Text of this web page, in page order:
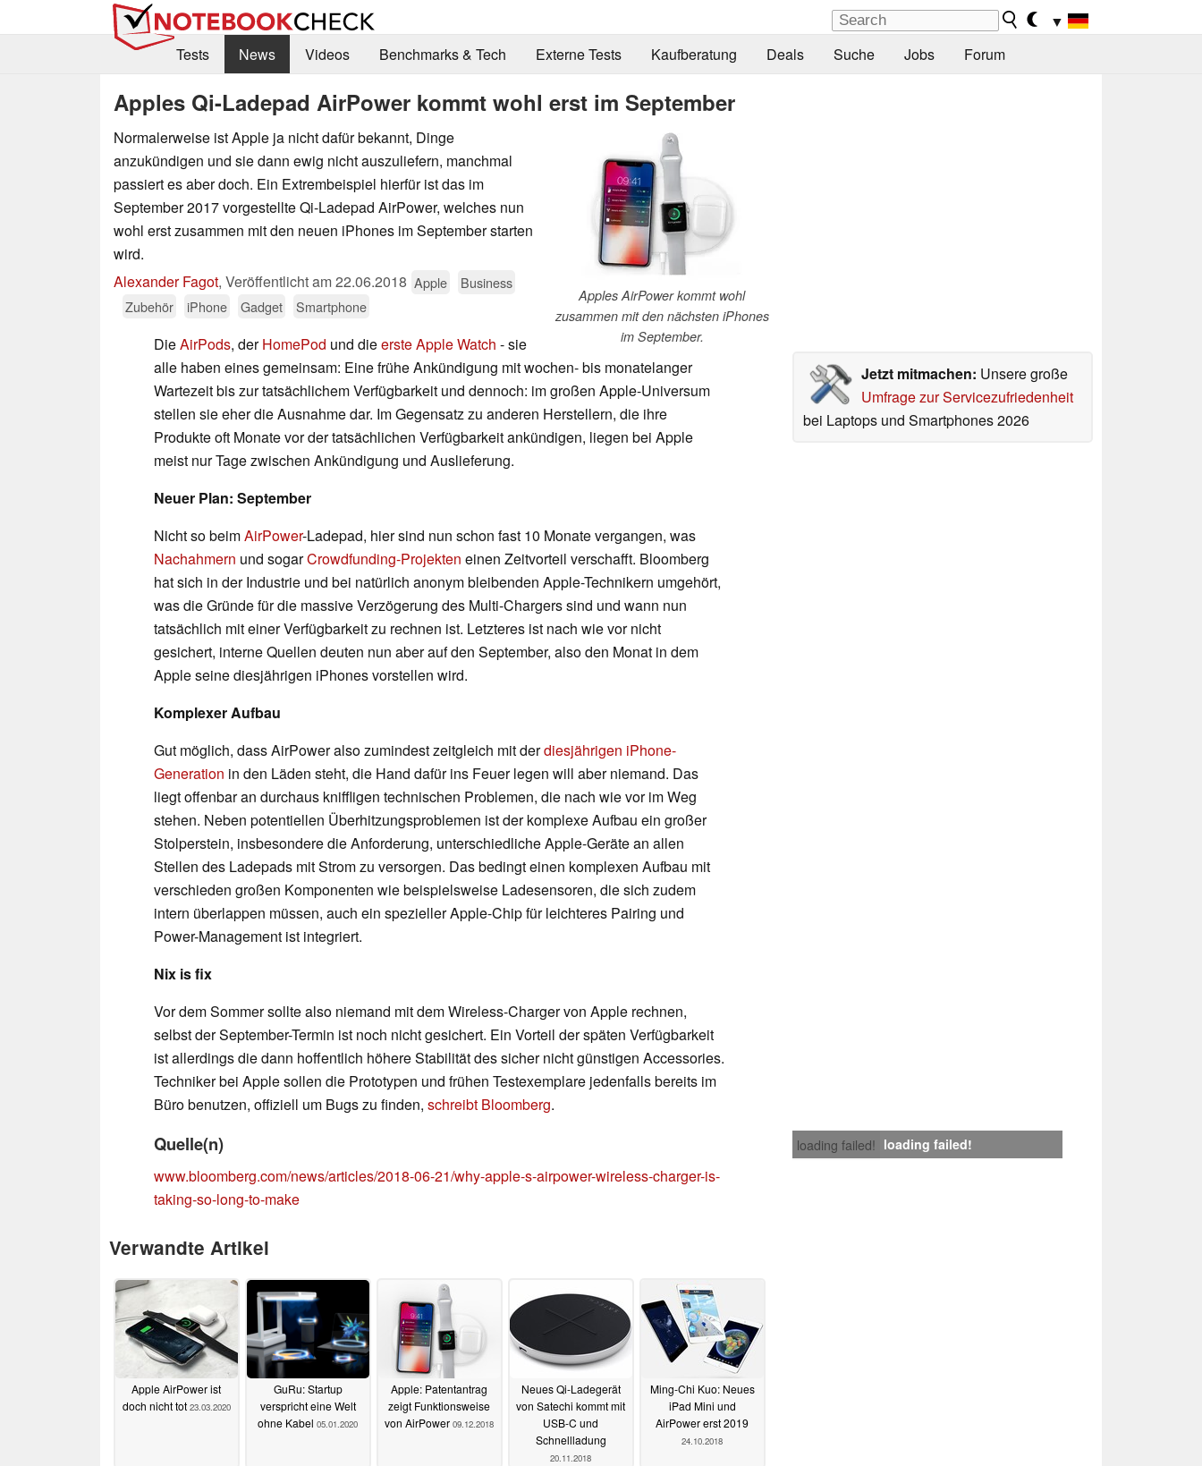
▼
Tests
News Videos Benchmarks & Tech Externe Tests Kaufberatung Deals Suche Jobs Forum
Apples Qi-Ladepad AirPower kommt wohl erst im September
Apples AirPower kommt wohl
zusammen mit den nächsten iPhones
im September.
Normalerweise ist Apple ja nicht dafür bekannt, Dinge
anzukündigen und sie dann ewig nicht auszuliefern, manchmal
passiert es aber doch. Ein Extrembeispiel hierfür ist das im
September 2017 vorgestellte Qi-Ladepad AirPower, welches nun
wohl erst zusammen mit den neuen iPhones im September starten
wird.
Alexander Fagot, Veröffentlicht am22.06.2018 Apple
Business
Zubehör
iPhone Gadget Smartphone
Jetzt mitmachen: Unsere große
Umfrage zur Servicezufriedenheit
bei Laptops und Smartphones 2026
DieAirPods, derHomePod und dieerste Apple Watch - sie
alle haben eines gemeinsam: Eine frühe Ankündigung mit wochen- bis monatelanger
Wartezeit bis zur tatsächlichem Verfügbarkeit und dennoch: im großen Apple-Universum
stellen sie eher die Ausnahme dar. Im Gegensatz zu anderen Herstellern, die ihre
Produkte oft Monate vor der tatsächlichen Verfügbarkeit ankündigen, liegen bei Apple
meist nur Tage zwischen Ankündigung und Auslieferung.
Neuer Plan: September
Nicht so beimAirPower-Ladepad, hier sind nun schon fast 10 Monate vergangen, was
Nachahmern und sogarCrowdfunding-Projekten einen Zeitvorteil verschafft. Bloomberg
hat sich in der Industrie und bei natürlich anonym bleibenden Apple-Technikern umgehört,
was die Gründe für die massive Verzögerung des Multi-Chargers sind und wann nun
tatsächlich mit einer Verfügbarkeit zu rechnen ist. Letzteres ist nach wie vor nicht
gesichert, interne Quellen deuten nun aber auf den September, also den Monat in dem
Apple seine diesjährigen iPhones vorstellen wird.
Komplexer Aufbau
Gut möglich, dass AirPower also zumindest zeitgleich mit derdiesjährigen iPhone-
Generation in den Läden steht, die Hand dafür ins Feuer legen will aber niemand. Das
liegt offenbar an durchaus kniffligen technischen Problemen, die nach wie vor im Weg
stehen. Neben potentiellen Überhitzungsproblemen ist der komplexe Aufbau ein großer
Stolperstein, insbesondere die Anforderung, unterschiedliche Apple-Geräte an allen
Stellen des Ladepads mit Strom zu versorgen. Das bedingt einen komplexen Aufbau mit
verschieden großen Komponenten wie beispielsweise Ladesensoren, die sich zudem
intern überlappen müssen, auch ein spezieller Apple-Chip für leichteres Pairing und
Power-Management ist integriert.
Nix is fix
Vor dem Sommer sollte also niemand mit dem Wireless-Charger von Apple rechnen,
selbst der September-Termin ist noch nicht gesichert. Ein Vorteil der späten Verfügbarkeit
ist allerdings die dann hoffentlich höhere Stabilität des sicher nicht günstigen Accessories.
Techniker bei Apple sollen die Prototypen und frühen Testexemplare jedenfalls bereits im
Büro benutzen, offiziell um Bugs zu finden, schreibt Bloomberg.
loading failed! loading failed!
Quelle(n)
www.bloomberg.com/news/articles/2018-06-21/why-apple-s-airpower-wireless-charger-is-
taking-so-long-to-make
Verwandte Artikel
Apple AirPower ist
doch nicht tot 23.03.2020
GuRu: Startup
verspricht eine Welt
ohne Kabel 05.01.2020
Apple: Patentantrag
zeigt Funktionsweise
von AirPower 09.12.2018
Neues Qi-Ladegerät
von Satechi kommt mit
USB-C und
Schnellladung
20.11.2018
Ming-Chi Kuo: Neues
iPad Mini und
AirPower erst 2019
24.10.2018